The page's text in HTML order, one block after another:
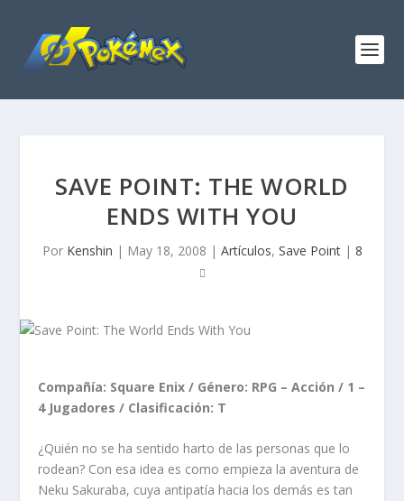
SAVE POINT: THE WORLD
ENDS WITH YOU
Por Kenshin | May 18, 2008 | Artículos, Save Point| 8
Compañía: Square Enix / Género: RPG – Acción / 1 –
4 Jugadores / Clasificación: T
¿Quién no se ha sentido harto de las personas que lo
rodean? Con esa idea es como empieza la aventura de
Neku Sakuraba, cuya antipatía hacia los demás es tan